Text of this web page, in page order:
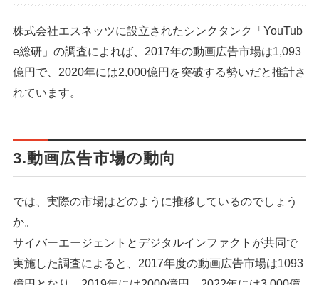
株式会社エスネッツに設立されたシンクタンク「YouTub
e総研」の調査によれば、2017年の動画広告市場は1,093
億円で、2020年には2,000億円を突破する勢いだと推計さ
れています。
3.動画広告市場の動向
では、実際の市場はどのように推移しているのでしょう
か。
サイバーエージェントとデジタルインファクトが共同で
実施した調査によると、2017年度の動画広告市場は1093